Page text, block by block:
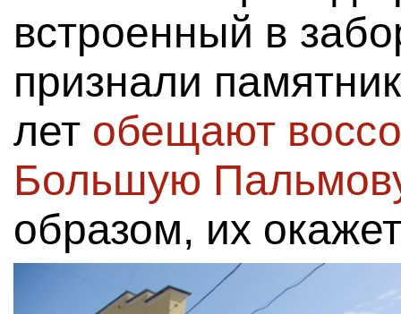
встроенный в
признали
лет обещают
Большую
образом, их